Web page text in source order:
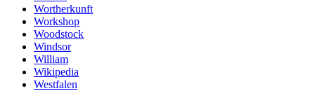
Wortherkunft
Workshop
Woodstock
Windsor
William
Wikipedia
Westfalen